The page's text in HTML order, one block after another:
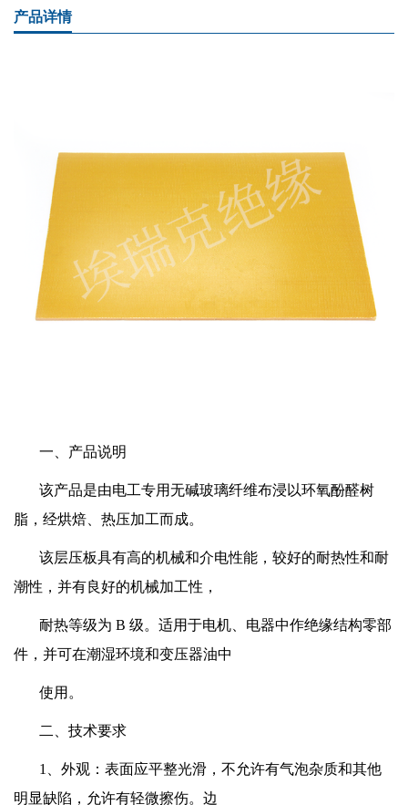
产品详情
一、产品说明
该产品是由电工专用无碱玻璃纤维布浸以环氧酚醛树
脂，经烘焙、热压加工而成。
该层压板具有高的机械和介电性能，较好的耐热性和耐
潮性，并有良好的机械加工性，
耐热等级为 B 级。适用于电机、电器中作绝缘结构零部
件，并可在潮湿环境和变压器油中
使用。
二、技术要求
1、外观：表面应平整光滑，不允许有气泡杂质和其他
明显缺陷，允许有轻微擦伤。边